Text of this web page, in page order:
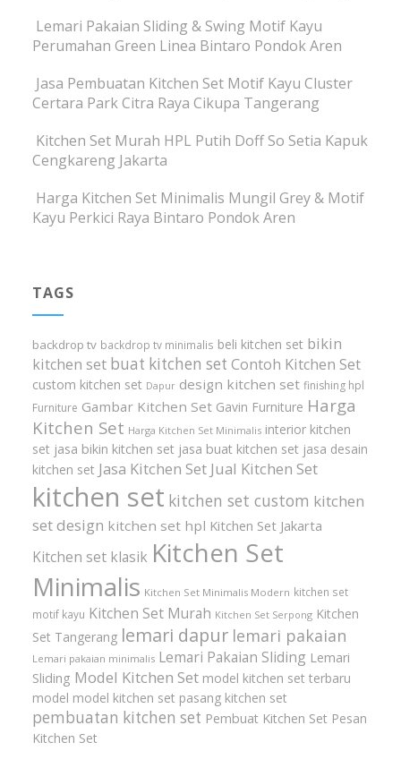
Lemari Pakaian Sliding & Swing Motif Kayu
Perumahan Green Linea Bintaro Pondok Aren
Jasa Pembuatan Kitchen Set Motif Kayu Cluster
Certara Park Citra Raya Cikupa Tangerang
Kitchen Set Murah HPL Putih Doff So Setia Kapuk
Cengkareng Jakarta
Harga Kitchen Set Minimalis Mungil Grey & Motif
Kayu Perkici Raya Bintaro Pondok Aren
TAGS
backdrop tv backdrop tv minimalis beli kitchen set bikin
kitchen set buat kitchen set Contoh Kitchen Set
custom kitchen set Dapur design kitchen set finishing hpl
Furniture Gambar Kitchen Set Gavin Furniture Harga
Kitchen Set Harga Kitchen Set Minimalis interior kitchen
set jasa bikin kitchen set jasa buat kitchen set jasa desain
kitchen set Jasa Kitchen Set Jual Kitchen Set
kitchen set kitchen set custom kitchen
set design kitchen set hpl Kitchen Set Jakarta
Kitchen set klasik Kitchen Set
Minimalis Kitchen Set Minimalis Modern kitchen set
motif kayu Kitchen Set Murah Kitchen Set Serpong Kitchen
Set Tangerang lemari dapur lemari pakaian
Lemari pakaian minimalis Lemari Pakaian Sliding Lemari
Sliding Model Kitchen Set model kitchen set terbaru
model model kitchen set pasang kitchen set
pembuatan kitchen set Pembuat Kitchen Set Pesan
Kitchen Set